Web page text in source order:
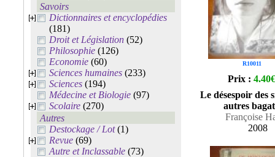
Savoirs
Dictionnaires et encyclopédies
(181)
Droit et Législation (52)
Philosophie (126)
Economie (60)
Sciences humaines (233)
Sciences (194)
Médecine et Biologie (97)
Scolaire (270)
Autres
Destockage / Lot(1)
Revue (69)
Autre et Inclassable (73)
R10011
Prix : 4.40€
Le désespoir des
autres
Françoise
2008